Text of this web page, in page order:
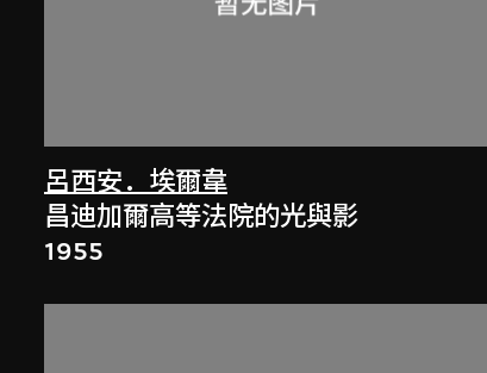
呂西安．埃爾韋
昌迪加爾高等法院的光與影
1955